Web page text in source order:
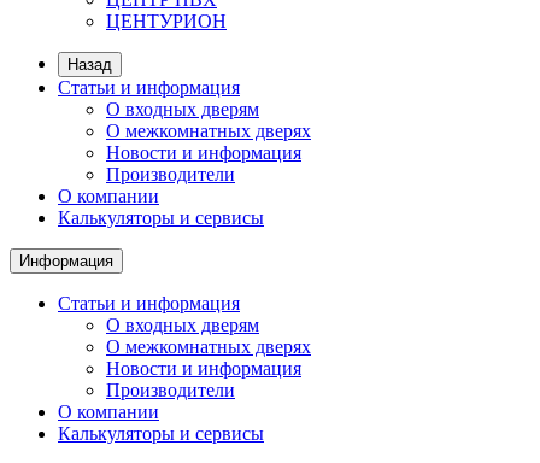
ЦЕНТУРИОН
Назад
Статьи и информация
О входных дверям
О межкомнатных дверях
Новости и информация
Производители
О компании
Калькуляторы и сервисы
Информация
Статьи и информация
О входных дверям
О межкомнатных дверях
Новости и информация
Производители
О компании
Калькуляторы и сервисы